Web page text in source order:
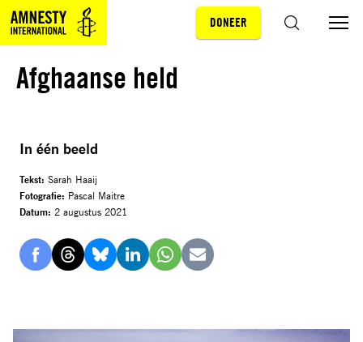
Sla navigatie over
DONEER
In één beeld
Tekst: Sarah Haaij
Fotografie: Pascal Maitre
Datum: 2 augustus 2021
DelenDelenDelenDelenDelenDelen
mail
Afghaanse held